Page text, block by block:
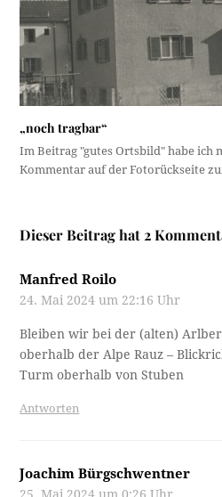
„noch tragbar“
Im Beitrag "gutes Ortsbild" habe ich
Kommentar auf der Fotorückseite
Dieser Beitrag hat 2
Manfred Roilo
24. Mai 2024 um 22:16 Uhr
Bleiben wir bei der (alten)
oberhalb der Alpe Rauz –
Turm oberhalb von Stuben
Antworten
Joachim Bürgschwentner